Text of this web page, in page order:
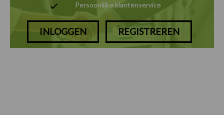
Persoonlijke klantenservice
INLOGGEN REGISTREREN